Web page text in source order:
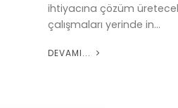
çerçevesinde
2.500 metreküplük yeni